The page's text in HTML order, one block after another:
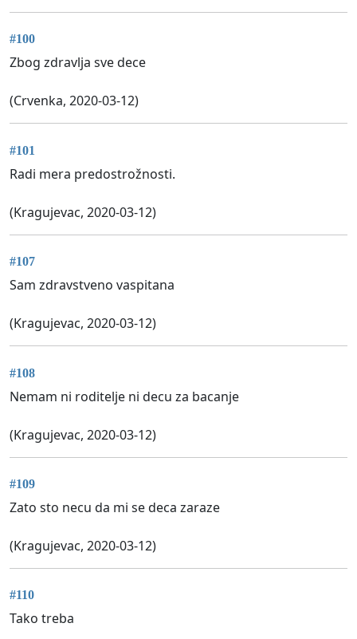
#100
Zbog zdravlja sve dece
(Crvenka, 2020-03-12)
#101
Radi mera predostrožnosti.
(Kragujevac, 2020-03-12)
#107
Sam zdravstveno vaspitana
(Kragujevac, 2020-03-12)
#108
Nemam ni roditelje ni decu za bacanje
(Kragujevac, 2020-03-12)
#109
Zato sto necu da mi se deca zaraze
(Kragujevac, 2020-03-12)
#110
Tako treba